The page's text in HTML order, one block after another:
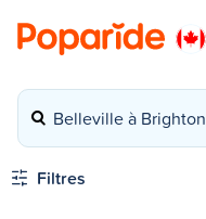
Belleville à Brighton
Filtres